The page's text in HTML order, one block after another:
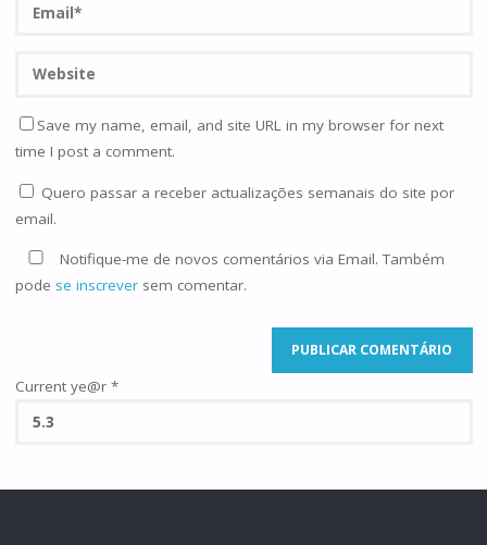
Save my name, email, and site URL in my browser for next
time I post a comment.
Quero passar a receber actualizações semanais do site por
email.
Notifique-me de novos comentários via Email. Também
pode se inscreversem comentar.
Current ye@r *